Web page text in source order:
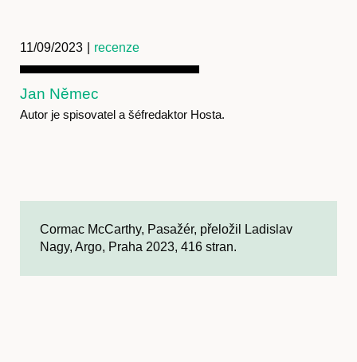
11/09/2023 recenze
Jan Němec
Autor je spisovatel a šéfredaktor Hosta.
Cormac McCarthy, Pasažér, přeložil Ladislav
Nagy, Argo, Praha 2023, 416 stran.